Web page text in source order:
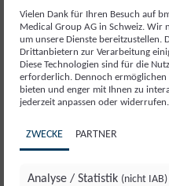
Ohnmachtsanfälle und
Schlafstörung
Kopfschmerzen
Rückenschmerzen
Stress
Bewegungsstörungen und
Vielen Dank für Ihren Besuch auf
Medical Group AG in Schweiz. Wir
um unsere Dienste bereitzustellen.
Drittanbietern zur Verarbeitung
Diese Technologien sind für die
erforderlich. Dennoch ermöglichen
bieten und enger mit Ihnen zu
jederzeit anpassen oder widerrufen.
ZWECKE PARTNER
Analyse / Statistik (nicht IAB)